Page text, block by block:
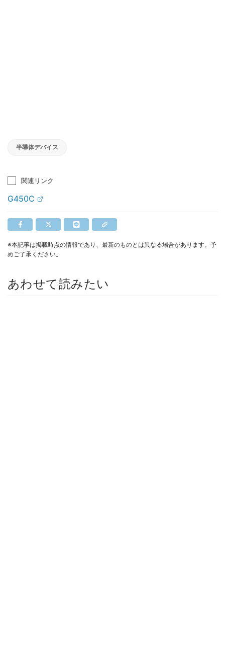
半導体デバイス
関連リンク
G450C
※本記事は掲載時点の情報であり、最新のものとは異なる場合があります。予
めご了承ください。
あわせて読みたい